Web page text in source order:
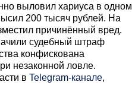
выловил хариуса в одном
200 тысяч рублей. На
причинённый вред.
судебный штраф
конфискована
незаконной ловле.
в Telegram-канале,